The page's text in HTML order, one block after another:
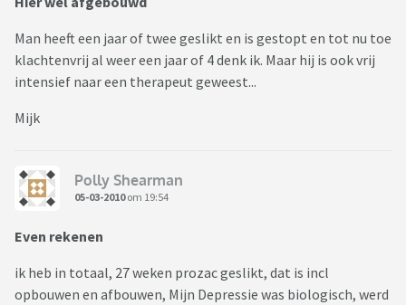
Man heeft een jaar of twee geslikt en is gestopt en tot nu toe
klachtenvrij al weer een jaar of 4 denk ik. Maar hij is ook vrij
intensief naar een therapeut geweest...
Mijk
Polly Shearman
05-03-2010om 19:54
Even rekenen
ik heb in totaal, 27 weken prozac geslikt, dat is incl
opbouwen en afbouwen, Mijn Depressie was biologisch, werd